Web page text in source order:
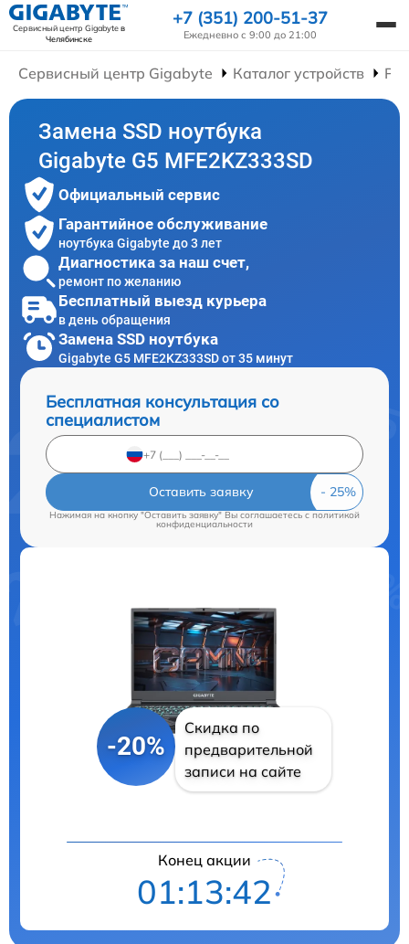
Сервисный центр Gigabyteв
Челябинске
+7 (351) 200-51-37
Ежедневно с 9:00 до 21:00
Сервисный центр Gigabyte Каталог устройств
Замена SSD ноутбука
Gigabyte G5 MFE2KZ333SD
Официальный сервис
Гарантийное обслуживание
ноутбука Gigabyte до 3 лет
Диагностика за наш счет,
ремонт по желанию
Бесплатный выезд курьера
в день обращения
Замена SSD ноутбука
Gigabyte G5 MFE2KZ333SD от 35 минут
Бесплатная консультация со
специалистом
Оставить заявку
Нажимая на кнопку "Оставить заявку" Вы соглашаетесь c политикой
конфиденциальности
-20%
Скидка по
предварительной
записи на сайте
Конец акции
01:13:41